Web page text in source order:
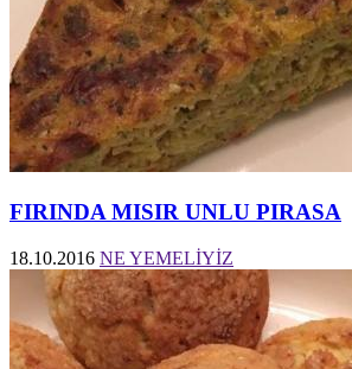
FIRINDA MISIR UNLU PIRASA
18.10.2016 NE YEMELİYİZ